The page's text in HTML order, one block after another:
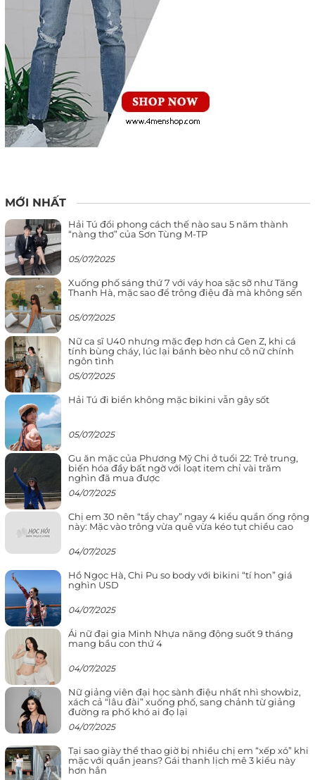
MỚI NHẤT
Hải Tú đổi phong cách thế nào sau 5 năm thành
“nàng thơ” của Sơn Tùng M-TP
05/07/2025
Xuống phố sáng thứ 7 với váy hoa sặc sỡ như Tăng
Thanh Hà, mặc sao để trông điệu đà mà không sến
05/07/2025
Nữ ca sĩ U40 nhưng mặc đẹp hơn cả Gen Z, khi cá
tính bùng cháy, lúc lại bánh bèo như cô nữ chính
ngôn tình
05/07/2025
Hải Tú đi biển không mặc bikini vẫn gây sốt
05/07/2025
Gu ăn mặc của Phương Mỹ Chi ở tuổi 22: Trẻ trung,
biến hóa đầy bất ngờ với loạt item chỉ vài trăm
nghìn đã mua được
04/07/2025
Chị em 30 nên “tẩy chay” ngay 4 kiểu quần ống rộng
này: Mặc vào trông vừa quê vừa kéo tụt chiều cao
04/07/2025
Hồ Ngọc Hà, Chi Pu so body với bikini “tí hon” giá
nghìn USD
04/07/2025
Ái nữ đại gia Minh Nhựa năng động suốt 9 tháng
mang bầu con thứ 4
04/07/2025
Nữ giảng viên đại học sành điệu nhất nhì showbiz,
xách cả “lâu đài” xuống phố, sang chảnh từ giảng
đường ra phố khó ai đọ lại
04/07/2025
Tại sao giày thể thao giờ bị nhiều chị em “xếp xó” khi
mặc với quần jeans? Gái thanh lịch mê 3 kiểu này
hơn hẳn